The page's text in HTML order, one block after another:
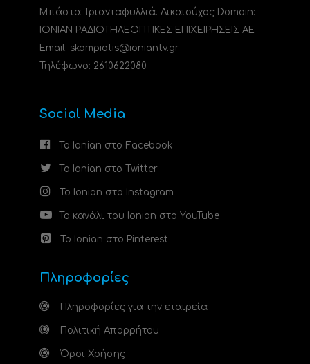
Μπάστα Τριανταφυλλιά. Δικαιούχος Domain:
ΙΟΝΙΑΝ ΡΑΔΙΟΤΗΛΕΟΠΤΙΚΕΣ ΕΠΙΧΕΙΡΗΣΕΙΣ ΑΕ
Email: skampiotis@ioniantv.gr
Τηλέφωνο: 2610622080.
Social Media
Το Ionian στο Facebook
Το Ionian στο Twitter
Το Ionian στο Instagram
Το κανάλι του Ionian στο YouTube
Το Ionian στο Pinterest
Πληροφορίες
Πληροφορίες για την εταιρεία
Πολιτική Απορρήτου
Όροι Χρήσης